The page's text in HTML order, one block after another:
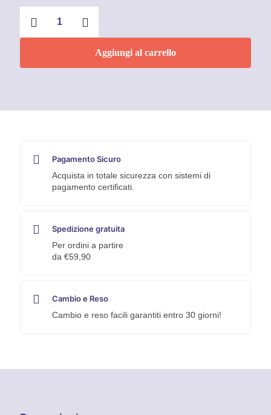
mandrino
tenuta
Aggiungi al carrello
Pagamento Sicuro
Acquista in totale sicurezza con sistemi di
pagamento certificati.
Spedizione gratuita
Per ordini a partire
da €59,90
Cambio e Reso
Cambio e reso facili garantiti entro 30 giorni!